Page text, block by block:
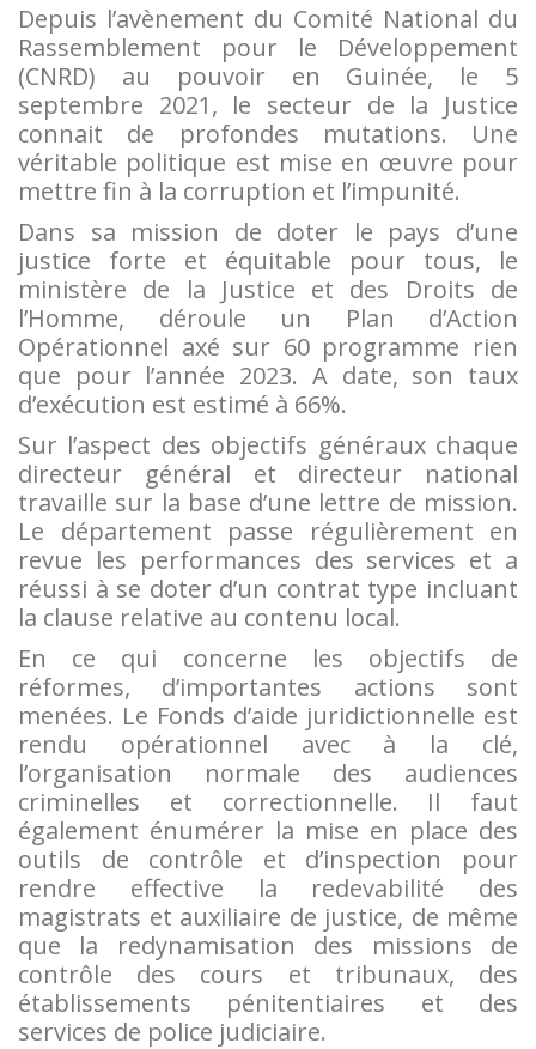
Depuis l’avènement du Comité National du
Rassemblement pour le Développement
(CNRD) au pouvoir en Guinée, le 5
septembre 2021, le secteur de la Justice
connait de profondes mutations. Une
véritable politique est mise en œuvre pour
mettre fin à la corruption et l’impunité.
Dans sa mission de doter le pays d’une
justice forte et équitable pour tous, le
ministère de la Justice et des Droits de
l’Homme, déroule un Plan d’Action
Opérationnel axé sur 60 programme rien
que pour l’année 2023. A date, son taux
d’exécution est estimé à 66%.
Sur l’aspect des objectifs généraux chaque
directeur général et directeur national
travaille sur la base d’une lettre de mission.
Le département passe régulièrement en
revue les performances des services et a
réussi à se doter d’un contrat type incluant
la clause relative au contenu local.
En ce qui concerne les objectifs de
réformes, d’importantes actions sont
menées. Le Fonds d’aide juridictionnelle est
rendu opérationnel avec à la clé,
l’organisation normale des audiences
criminelles et correctionnelle. Il faut
également énumérer la mise en place des
outils de contrôle et d’inspection pour
rendre effective la redevabilité des
magistrats et auxiliaire de justice, de même
que la redynamisation des missions de
contrôle des cours et tribunaux, des
établissements pénitentiaires et des
services de police judiciaire.